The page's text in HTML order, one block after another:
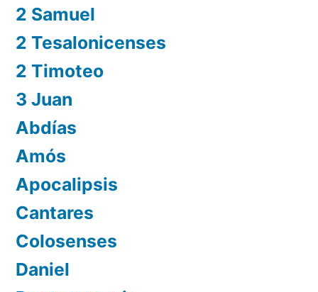
2 Samuel
2 Tesalonicenses
2 Timoteo
3 Juan
Abdías
Amós
Apocalipsis
Cantares
Colosenses
Daniel